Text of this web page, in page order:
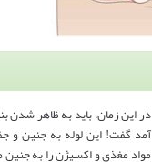
در این زمان، باید به ظاهر
آمد گفت! این لوله به جنین
مواد مغذی و اکسیژن را به جنین